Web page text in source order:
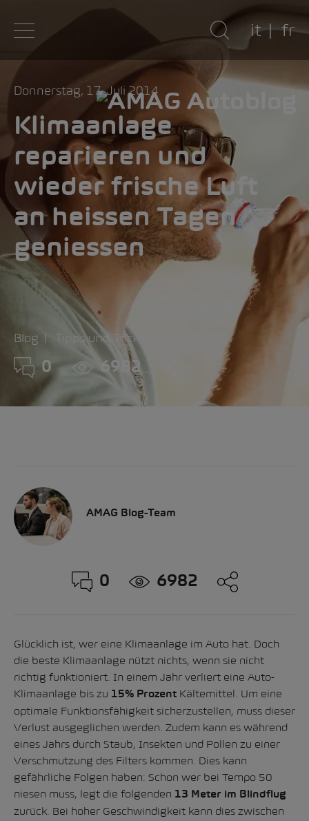
it fr
Donnerstag, 17. Juli 2014
Klimaanlage
reparieren und
wieder frische Luft
an heissen Tagen
geniessen
Blog Tipps und Tricks von Dr. AMAG
0 6982
AMAG Blog-Team
0 6982
Glücklich ist, wer eine Klimaanlage im Auto hat. Doch
die beste Klimaanlage nützt nichts, wenn sie nicht
richtig funktioniert. In einem Jahr verliert eine Auto-
Klimaanlage bis zu 15% Prozent Kältemittel. Um eine
optimale Funktionsfähigkeit sicherzustellen, muss dieser
Verlust ausgeglichen werden. Zudem kann es während
eines Jahrs durch Staub, Insekten und Pollen zu einer
Verschmutzung des Filters kommen. Dies kann
gefährliche Folgen haben: Schon wer bei Tempo 50
niesen muss, legt die folgenden 13 Meter im Blindflug
zurück. Bei hoher Geschwindigkeit kann dies zwischen